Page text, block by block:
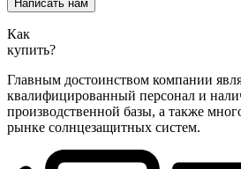
Написать нам
Как
купить?
Главным достоинством компании
квалифицированный персонал и
производственной базы, а также
рынке солнцезащитных систем.